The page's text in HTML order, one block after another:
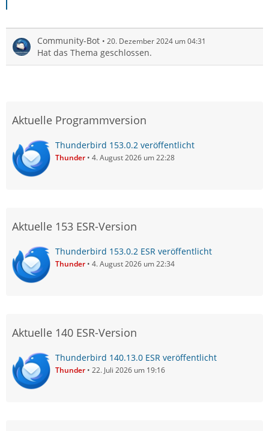
Community-Bot 20. Dezember 2024 um 04:31
Hat das Thema geschlossen.
Aktuelle Programmversion
Thunderbird 153.0.2 veröffentlicht
Thunder 4. August 2026 um 22:28
Aktuelle 153 ESR-Version
Thunderbird 153.0.2 ESR veröffentlicht
Thunder 4. August 2026 um 22:34
Aktuelle 140 ESR-Version
Thunderbird 140.13.0 ESR veröffentlicht
Thunder 22. Juli 2026 um 19:16